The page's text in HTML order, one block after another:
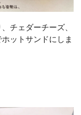
チェダーチーズ、
ットサンドにしま